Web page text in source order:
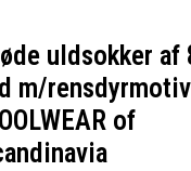
uldsokker af
m/
of